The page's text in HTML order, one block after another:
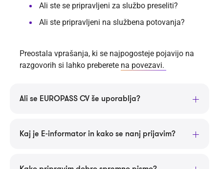
Ali ste se pripravljeni za službo preseliti?
Ali ste pripravljeni na službena potovanja?
Preostala vprašanja, ki se najpogosteje pojavijo na
razgovorih si lahko preberete na povezavi.
Ali se EUROPASS CV še uporablja?
Kaj je E-informator in kako se nanj prijavim?